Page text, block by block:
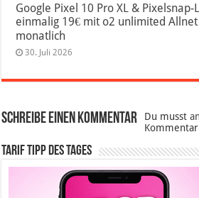
Google Pixel 10 Pro XL &
einmalig 19€ mit o2 unlimited
monatlich
30. Juli 2026
Schreibe einen Kommentar Du musst
Tarif Tipp des Tages